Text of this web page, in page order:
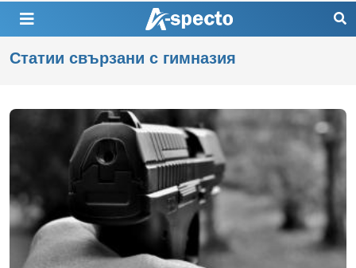
Статии свързани с гимназия